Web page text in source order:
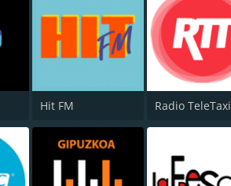
Hit FM Radio TeleTaxi